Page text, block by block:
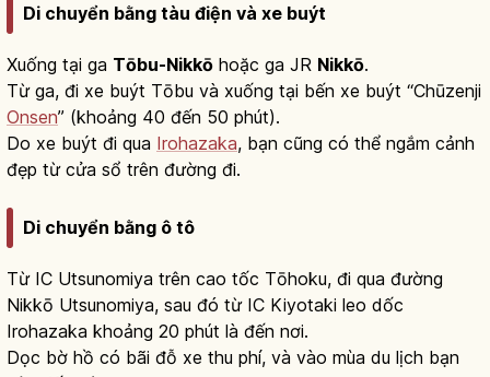
Di chuyển bằng tàu điện và xe buýt
Xuống tại ga Tōbu-Nikkō hoặc ga JR Nikkō.
Từ ga, đi xe buýt Tōbu và xuống tại bến xe buýt “Chūzenji
Onsen” (khoảng 40 đến 50 phút).
Do xe buýt đi qua Irohazaka, bạn cũng có thể ngắm cảnh
đẹp từ cửa sổ trên đường đi.
Di chuyển bằng ô tô
Từ IC Utsunomiya trên cao tốc Tōhoku, đi qua đường
Nikkō Utsunomiya, sau đó từ IC Kiyotaki leo dốc
Irohazaka khoảng 20 phút là đến nơi.
Dọc bờ hồ có bãi đỗ xe thu phí, và vào mùa du lịch bạn